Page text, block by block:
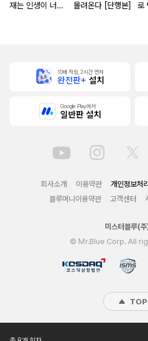
재는 인생이 너무
몰려온다 [단행본]
로
10배 적립, 2시간 먼저
완전판+ 설치
Google Play에서
일반판 설치
회사소개 이용약관 개인정보처
블루머니이용약관
고객센터
미스터블루(
© Mr.Blue Corp. All
TOP